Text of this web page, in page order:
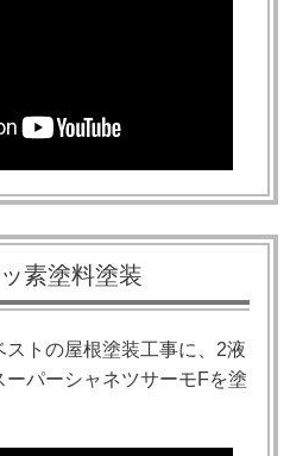
素塗料塗装
トの屋根塗装工事に、2液
パーシャネツサーモFを塗